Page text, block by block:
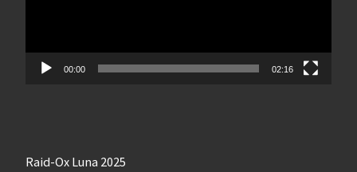
00:00 02:16
Raid-Ox Luna 2025